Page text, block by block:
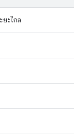
ยะไกล